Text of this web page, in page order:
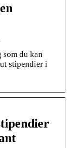
du kan
stipendier i